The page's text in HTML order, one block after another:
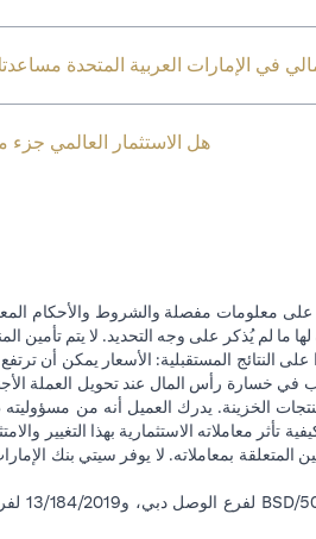
في الإمارات العربية المتحدة
هل الاستثمار العالمي جزء
معلومات مفصلة والشروط والأحكام
لم يُذكر على وجه التحديد. لا يتم تأمين
النتائج المستقبلية: الأسعار يمكن أن
رأس المال عند تحويل العملة
الخزينة. يدرك العميل أنه من مسؤوليته
معاملاته الاستثمارية بهذا التغيير
بمعاملاته. لا يوفر سيتي بنك